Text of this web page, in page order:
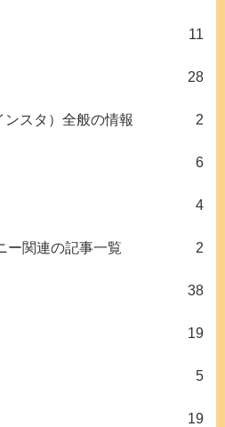
11
28
スタ）全般の情報 2
6
4
ー関連の記事一覧 2
38
19
5
19